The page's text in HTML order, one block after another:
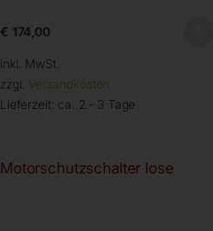
€ 174,00
inkl. MwSt.
zzgl. Versandkosten
Lieferzeit: ca. 2 - 3 Tage
Motorschutzschalter lose